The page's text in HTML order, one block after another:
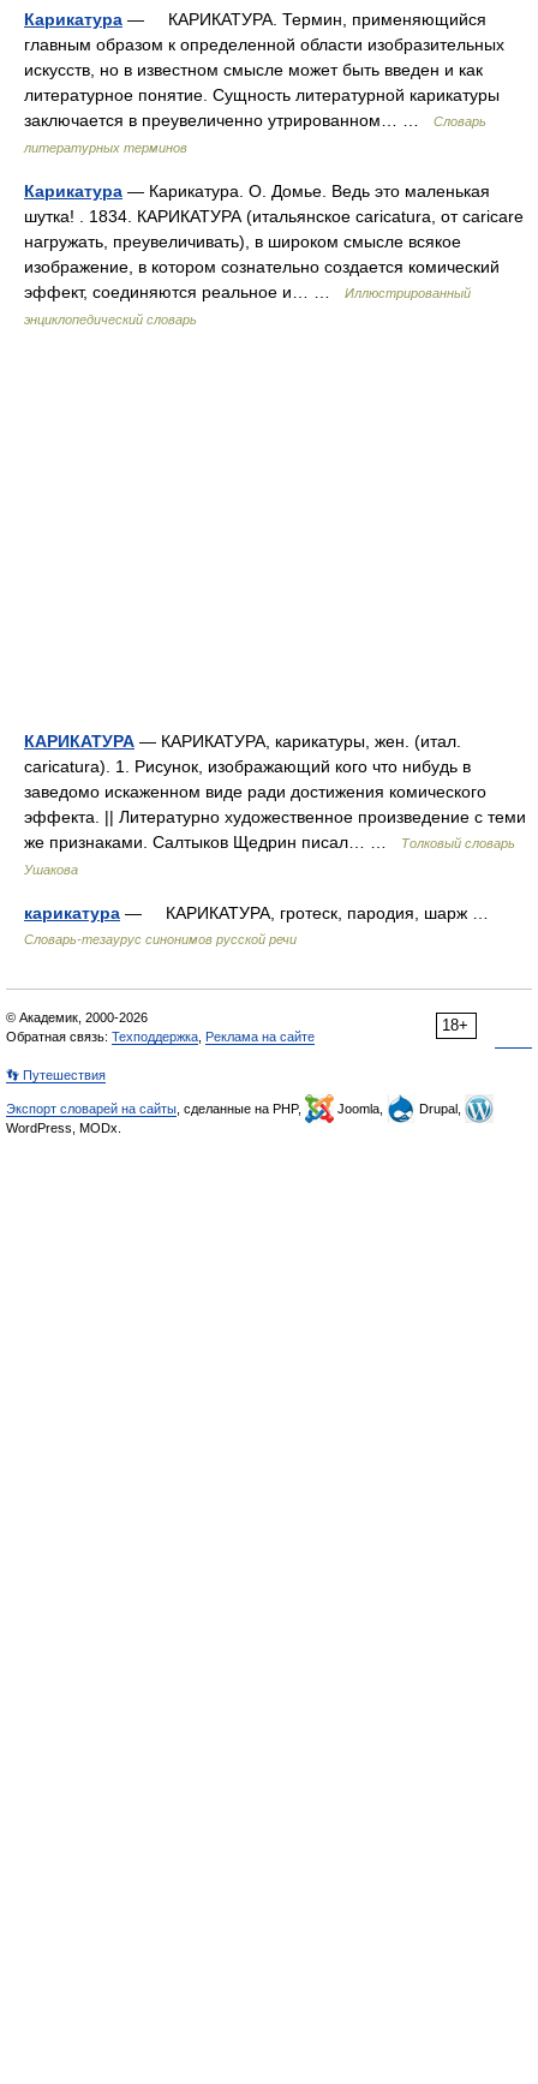
Карикатура — КАРИКАТУРА. Термин, применяющийся
главным образом к определенной области изобразительных
искусств, но в известном смысле может быть введен и как
литературное понятие. Сущность литературной карикатуры
заключается в преувеличенно утрированном… …
Словарь
литературных терминов
Карикатура — Карикатура. О. Домье. Ведь это маленькая
шутка! . 1834. КАРИКАТУРА (итальянское caricatura, от caricare
нагружать, преувеличивать), в широком смысле всякое
изображение, в котором сознательно создается комический
эффект, соединяются реальное и… …
Иллюстрированный
энциклопедический словарь
КАРИКАТУРА — КАРИКАТУРА, карикатуры, жен. (итал.
caricatura). 1. Рисунок, изображающий кого что нибудь в
заведомо искаженном виде ради достижения комического
эффекта. || Литературно художественное произведение с теми
же признаками. Салтыков Щедрин писал… …
Толковый словарь
Ушакова
карикатура — КАРИКАТУРА, гротеск, пародия, шарж …
Словарь-тезаурус синонимов русской речи
18+
© Академик, 2000-2026
Обратная связь: Техподдержка Реклама на сайте
👣 Путешествия
Экспорт словарей на сайты , сделанные на PHP, Joomla,
Drupal,
WordPress, MODx.